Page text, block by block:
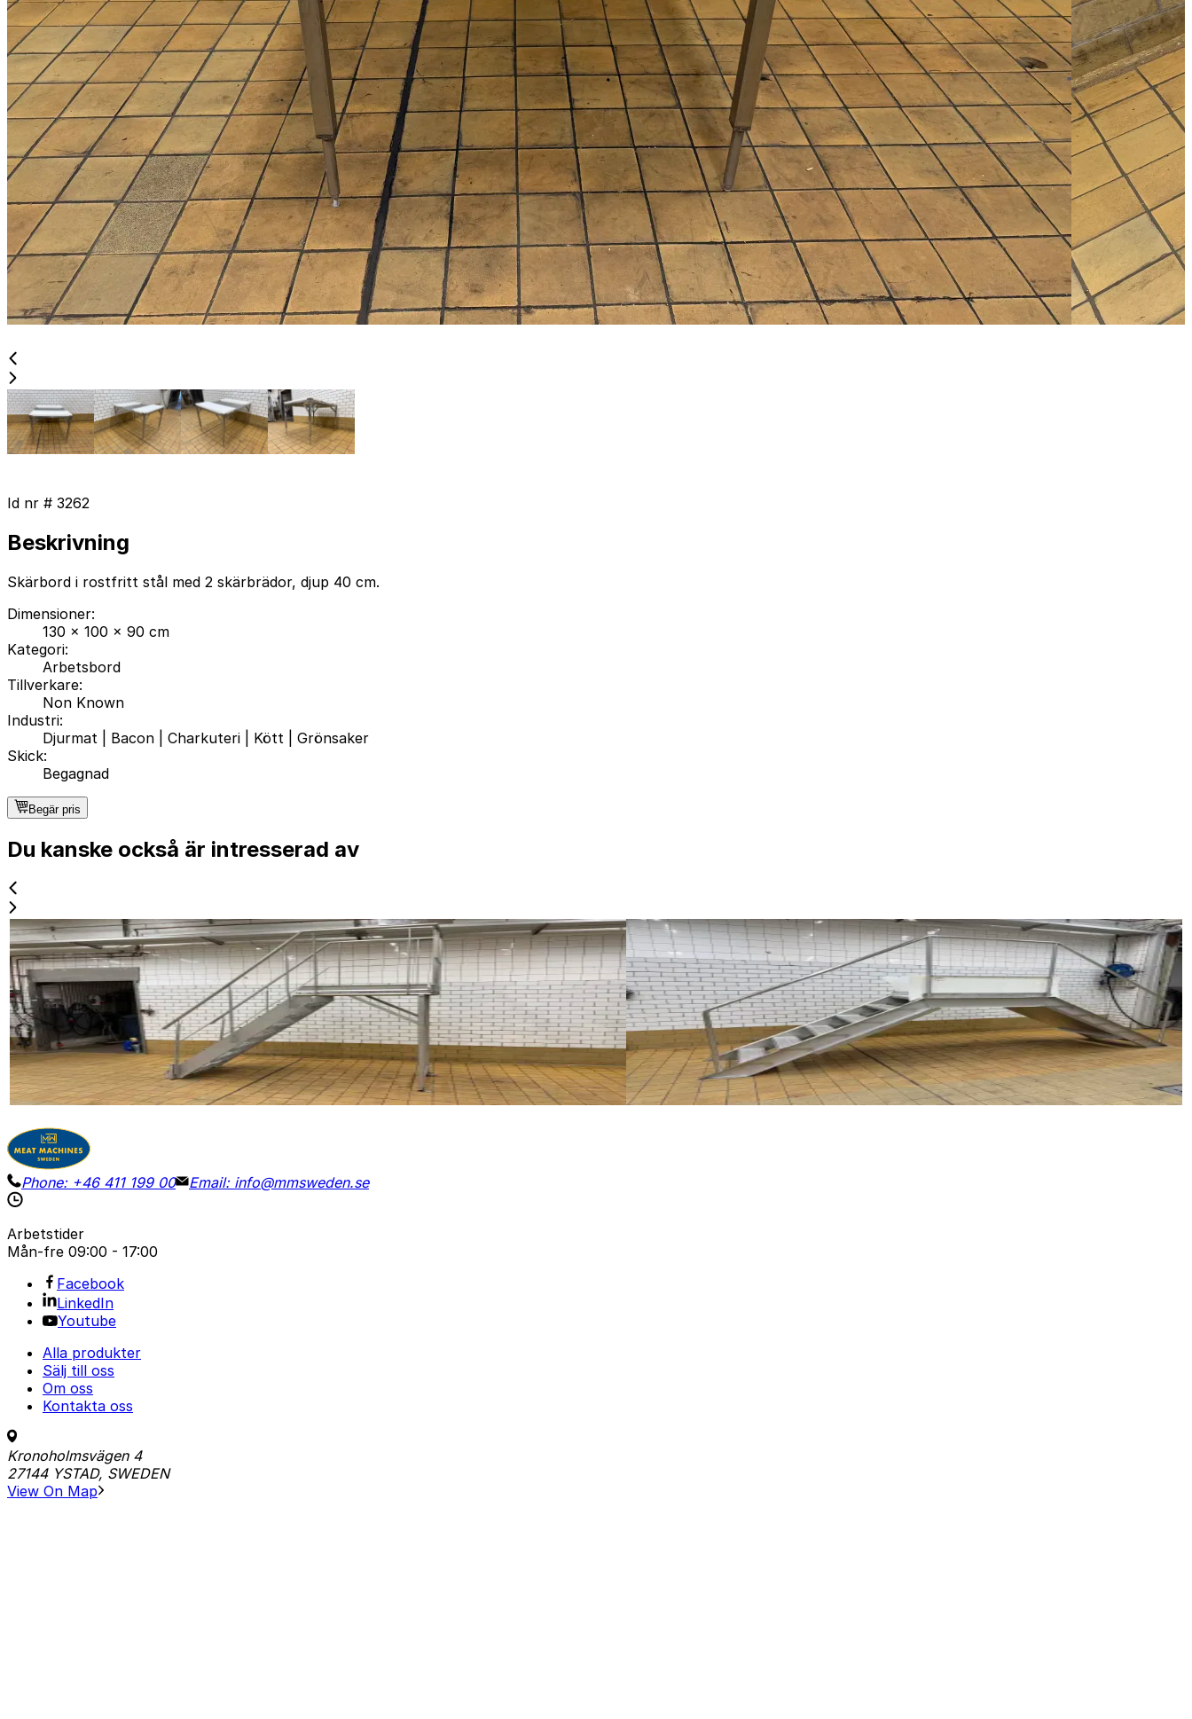
Id nr # 3262
Beskrivning
Skärbord i rostfritt stål med 2 skärbrädor, djup 40 cm.
Dimensioner:
130 x 100 x 90 cm
Kategori:
Arbetsbord
Tillverkare:
Non Known
Industri:
Djurmat
Bacon Charkuteri Kött
Grönsaker
Skick:
Begagnad
Begär pris
Du kanske också är intresserad av
Begagnad
STAIR / PLATFORM
ID NR3272
220 x 75 x 290 cm
Plattform i rostfritt stål för inspektioner eller användning som gångbro. Steghöjd: 130 cm.
Visa detaljer Begär pris
Begagnad
PLATFORM
ID NR3271
230 x 90 x 240 cm
Plattform i rostfritt stål för inspektioner eller användning som gångbro. Steghöjd:
Visa detaljer
Begär pris
Phone: +46 411 199 00 Email: info@mmsweden.se
Arbetstider
Mån-fre 09:00 - 17:00
Facebook
LinkedIn
Youtube
Alla produkter
Sälj till oss
Om oss
Kontakta oss
Kronoholmsvägen 4
27144 YSTAD, SWEDEN
View On Map